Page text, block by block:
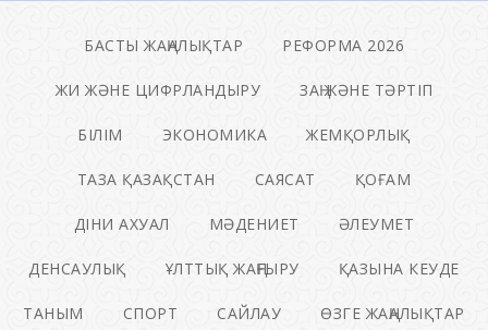
БАСТЫ ЖАҢАЛЫҚТАР РЕФОРМА 2026
ЖИ ЖӘНЕ ЦИФРЛАНДЫРУ ЗАҢ ЖӘНЕ ТӘРТІП
БІЛІМ ЭКОНОМИКА ЖЕМҚОРЛЫҚ
ТАЗА ҚАЗАҚСТАН САЯСАТ ҚОҒАМ
ДІНИ АХУАЛ МӘДЕНИЕТ ӘЛЕУМЕТ
ДЕНСАУЛЫҚ ҰЛТТЫҚ ЖАҢҒЫРУ ҚАЗЫНА КЕУДЕ
ТАНЫМ СПОРТ САЙЛАУ ӨЗГЕ ЖАҢАЛЫҚТАР